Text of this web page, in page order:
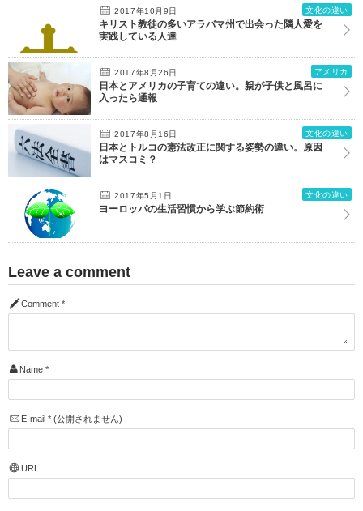
2017年10月9日 文化の違い
キリスト教徒の多いアラバマ州で出会った隣人愛を
実践している人達
2017年8月26日 アメリカ
日本とアメリカの子育ての違い。親が子供と風呂に
入ったら通報
2017年8月16日 文化の違い
日本とトルコの憲法改正に関する姿勢の違い。原因
はマスコミ？
2017年5月1日 文化の違い
ヨーロッパの生活習慣から学ぶ節約術
Leave a comment
Comment *
Name *
E-mail *(公開されません)
URL